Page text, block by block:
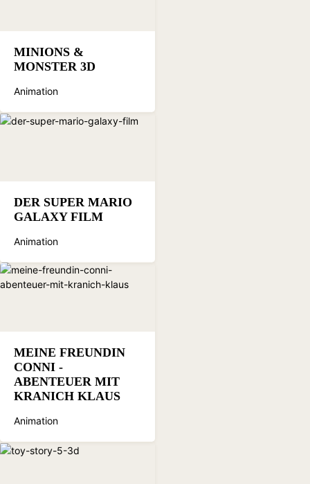
MINIONS &
MONSTER 3D
Animation
DER SUPER MARIO
GALAXY FILM
Animation
MEINE FREUNDIN
CONNI -
ABENTEUER MIT
KRANICH KLAUS
Animation